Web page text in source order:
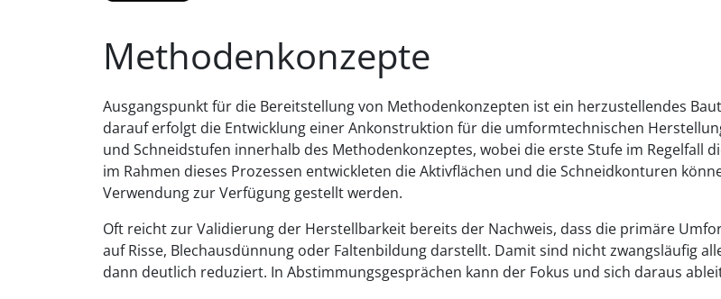
Methodenkonzepte
Ausgangspunkt für die Bereitstellung von Methodenkonzepten ist ein herzustellendes
darauf erfolgt die Entwicklung einer Ankonstruktion für die umformtechnischen
und Schneidstufen innerhalb des Methodenkonzeptes, wobei die erste Stufe im Regelfall
im Rahmen dieses Prozessen entwickleten die Aktivflächen und die Schneidkonturen
Verwendung zur Verfügung gestellt werden.
Oft reicht zur Validierung der Herstellbarkeit bereits der Nachweis, dass die primäre
auf Risse, Blechausdünnung oder Faltenbildung darstellt. Damit sind nicht zwangsläufig
dann deutlich reduziert. In Abstimmungsgesprächen kann der Fokus und sich daraus